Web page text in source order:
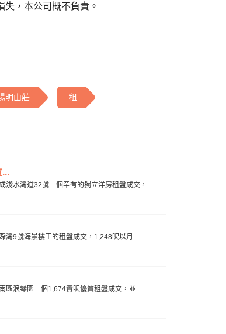
，本公司概不負責。
明山莊 租
淺水灣道32號一個罕有的獨立洋房租盤成交，...
灣9號海景樓王的租盤成交，1,248呎以月...
區浪琴園一個1,674實呎優質租盤成交，並...